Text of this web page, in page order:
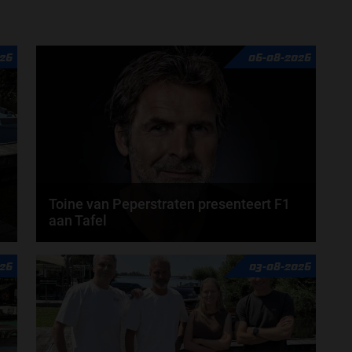
06-08-2026
Toine van Peperstraten presenteert F1
aan Tafel
Rob van Someren, Beitske Visser en Frans
Verschuur schuiven aan in de nieuwe F1 aan Tafel.
Iedere...
door
03-08-2026